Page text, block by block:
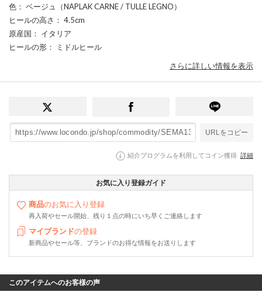
色 ： ベージュ（NAPLAK CARNE / TULLE LEGNO）
ヒールの高さ ： 4.5cm
原産国 ： イタリア
ヒールの形 ： ミドルヒール
さらに詳しい情報を表示
URLをコピー
紹介プログラムを利用してコイン獲得 詳細
お気に入り登録ガイド
商品のお気に入り登録
再入荷やセール開始、残り１点の時にいち早くご連絡します
マイブランドの登録
新商品やセール等、ブランドのお得な情報をお送りします
このアイテムへのお客様の声